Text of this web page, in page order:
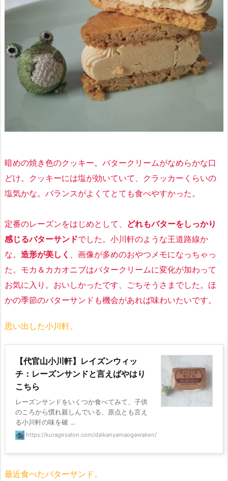
暗めの焼き色のクッキー。バタークリームがなめらかな口
どけ。クッキーには塩が効いていて、クラッカーくらいの
塩気かな。バランスがよくてとても食べやすかった。
定番のレーズンをはじめとして、 どれもバターをしっかり
感じるバターサンドでした。 小川軒のような王道路線か
な。 造形が美しく 、画像が多めのおやつメモになっちゃっ
た。モカ＆カカオニブはバタークリームに変化が加わって
お気に入り。おいしかったです、ごちそうさまでした。ほ
かの季節のバターサンドも機会があれば味わいたいです。
思い出した小川軒。
【代官山小川軒】レイズンウィッ
チ：レーズンサンドと言えばやはり
こちら
レーズンサンドをいくつか食べてみて、子供
のころから慣れ親しんでいる、原点とも言え
る小川軒の味を確 ...
https://kuragesalon.com/daikanyamaogawaken/
最近食べたバターサンド。